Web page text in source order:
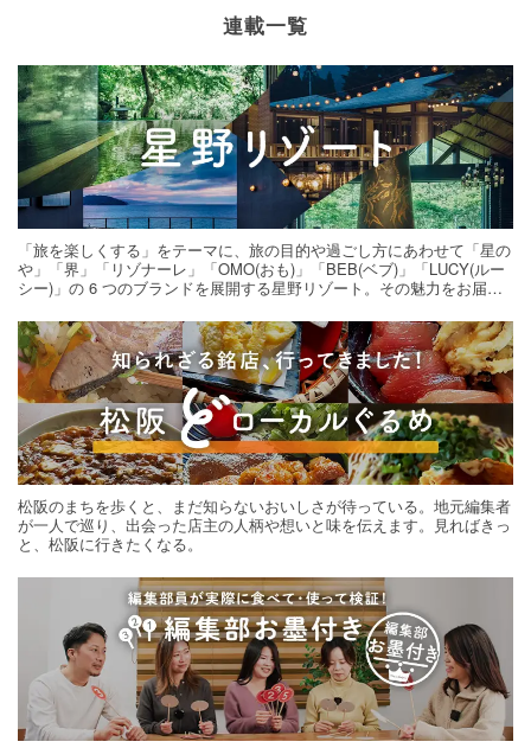
連載一覧
「旅を楽しくする」をテーマに、旅の目的や過ごし方にあわせて「星の
や」「界」「リゾナーレ」「OMO(おも)」「BEB(ベブ)」「LUCY(ルー
シー)」の 6 つのブランドを展開する星野リゾート。その魅力をお届け
松阪のまちを歩くと、まだ知らないおいしさが待っている。地元編集者
が一人で巡り、出会った店主の人柄や想いと味を伝えます。見ればきっ
と、松阪に行きたくなる。